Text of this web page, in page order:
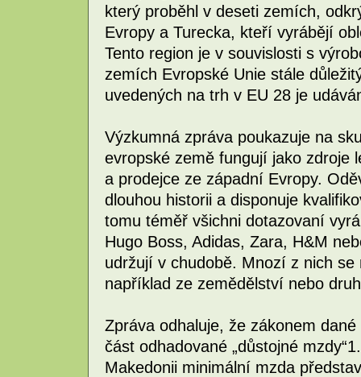
který proběhl v deseti zemích,
Evropy a Turecka, kteří vyrábějí
Tento region je v souvislosti s
zemích Evropské Unie stále
uvedených na trh v EU 28 je
Výzkumná zpráva poukazuje na
evropské země fungují jako zdroje
a prodejce ze západní Evropy.
dlouhou historii a disponuje
tomu téměř všichni dotazovaní
Hugo Boss, Adidas, Zara, H&M
udržují v chudobě. Mnozí z nich
například ze zemědělství nebo
Zpráva odhaluje, že zákonem
část odhadované „důstojné
Makedonii minimální mzda